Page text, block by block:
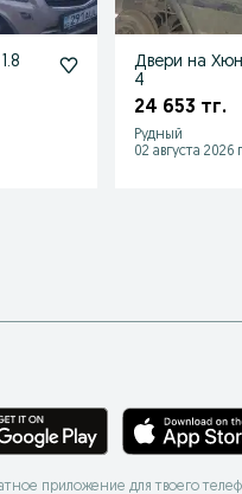
Двери на
4
24 653 тг.
Рудный
02 августа 2026
приложение для твоего